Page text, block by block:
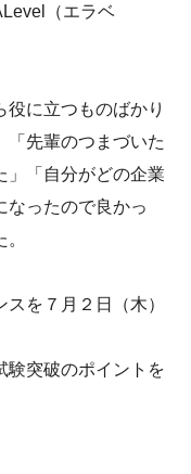
（エラベ
に立つものばかり
「先輩のつまづいた
」「自分がどの企業
なったので良かっ
を７月２日（木）
験突破のポイントを